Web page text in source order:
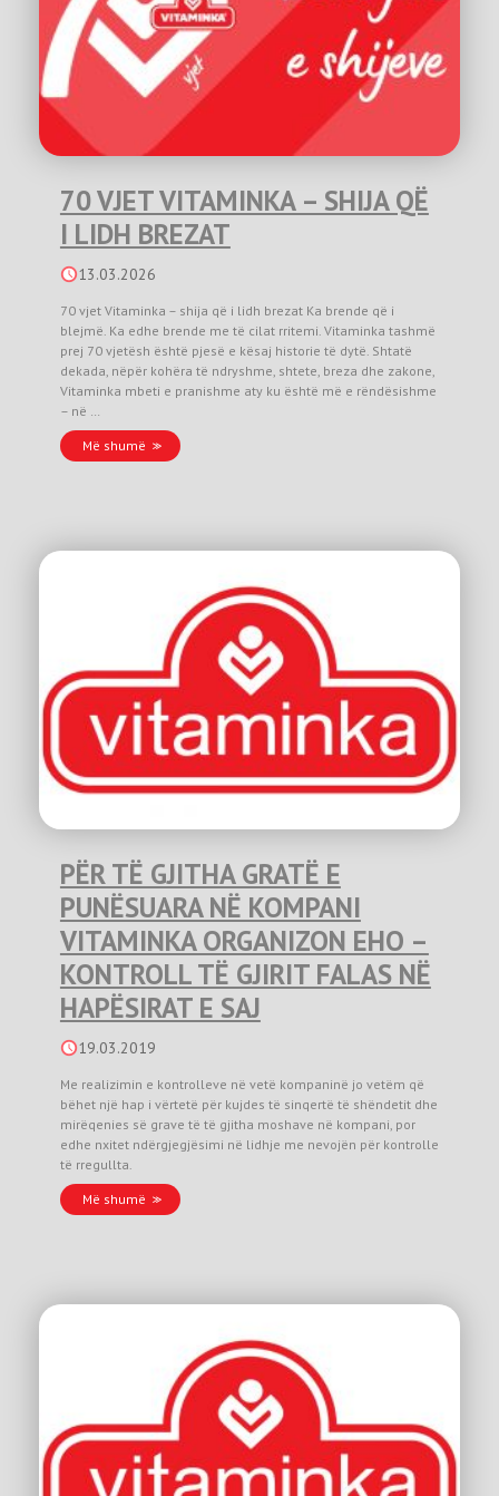
70 VJET VITAMINKA – SHIJA QË
I LIDH BREZAT
13.03.2026
70 vjet Vitaminka – shija që i lidh brezat Ka brende që i
blejmë. Ka edhe brende me të cilat rritemi. Vitaminka tashmë
prej 70 vjetësh është pjesë e kësaj historie të dytë. Shtatë
dekada, nëpër kohëra të ndryshme, shtete, breza dhe zakone,
Vitaminka mbeti e pranishme aty ku është më e rëndësishme
– në …
Më shumë
PËR TË GJITHA GRATË E
PUNËSUARA NË KOMPANI
VITAMINKA ORGANIZON EHO –
KONTROLL TË GJIRIT FALAS NË
HAPËSIRAT E SAJ
19.03.2019
Me realizimin e kontrolleve në vetë kompaninë jo vetëm që
bëhet një hap i vërtetë për kujdes të sinqertë të shëndetit dhe
mirëqenies së grave të të gjitha moshave në kompani, por
edhe nxitet ndërgjegjësimi në lidhje me nevojën për kontrolle
të rregullta.
Më shumë